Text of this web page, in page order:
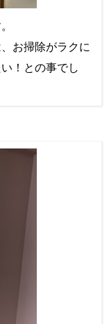
お掃除がラクに
！との事でし